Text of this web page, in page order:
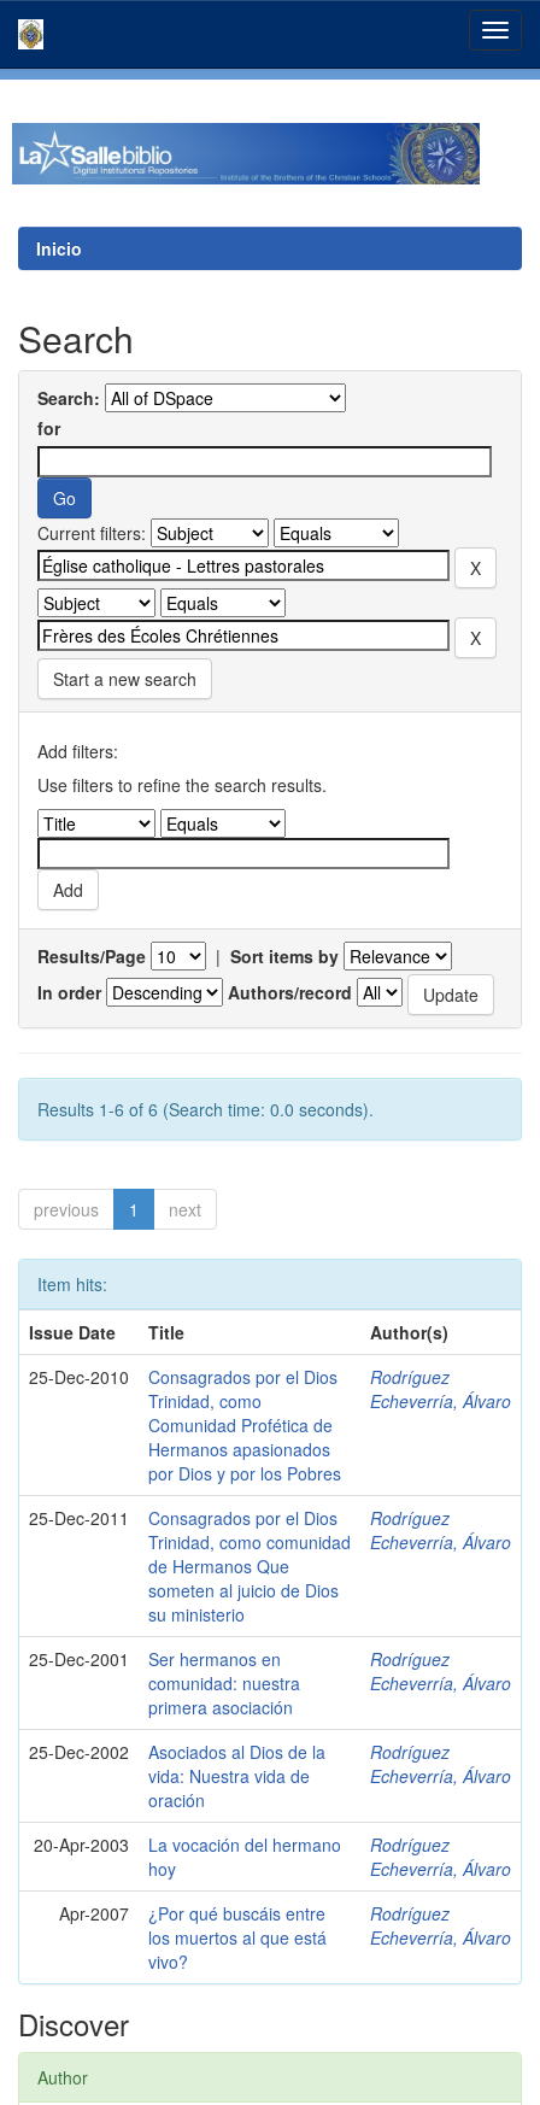
Inicio
Search
Search:
for
Current filters:
Start a new search
Add filters:
Use filters to refine the search results.
Results/Page | Sort items by
In order
Authors/record
Results 1-6 of 6 (Search time: 0.0 seconds).
previous 1 next
Item hits:
Issue Date
Title
Author(s)
25-Dec-2010
Consagrados por el Dios
Trinidad, como
Comunidad Profética de
Hermanos apasionados
por Dios y por los Pobres
Rodríguez
Echeverría, Álvaro
25-Dec-2011
Consagrados por el Dios
Trinidad, como comunidad
de Hermanos Que
someten al juicio de Dios
su ministerio
Rodríguez
Echeverría, Álvaro
25-Dec-2001
Ser hermanos en
comunidad: nuestra
primera asociación
Rodríguez
Echeverría, Álvaro
25-Dec-2002
Asociados al Dios de la
vida: Nuestra vida de
oración
Rodríguez
Echeverría, Álvaro
20-Apr-2003
La vocación del hermano
hoy
Rodríguez
Echeverría, Álvaro
Apr-2007
¿Por qué buscáis entre
los muertos al que está
vivo?
Rodríguez
Echeverría, Álvaro
Discover
Author